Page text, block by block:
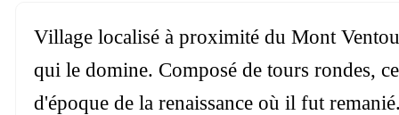
Village localisé à proximité du Mont
qui le domine. Composé de tours rondes,
d'époque de la renaissance où il fut